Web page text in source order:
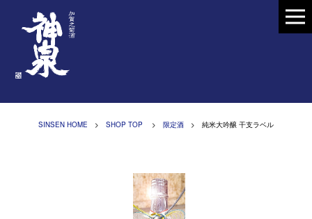
SINSEN HOME > SHOP TOP > 限定酒 > 純米大吟醸 干支ラベル